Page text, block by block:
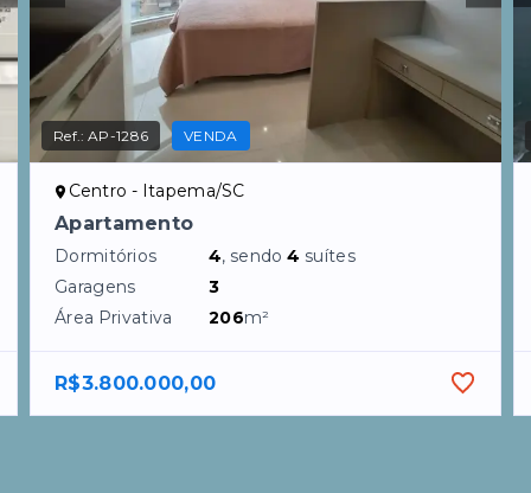
Ref.:AP-1286 VENDA
Centro - Itapema/SC
Apartamento
Dormitórios 4, sendo4 suítes
Garagens
3
Área Privativa
206m²
R$3.800.000,00